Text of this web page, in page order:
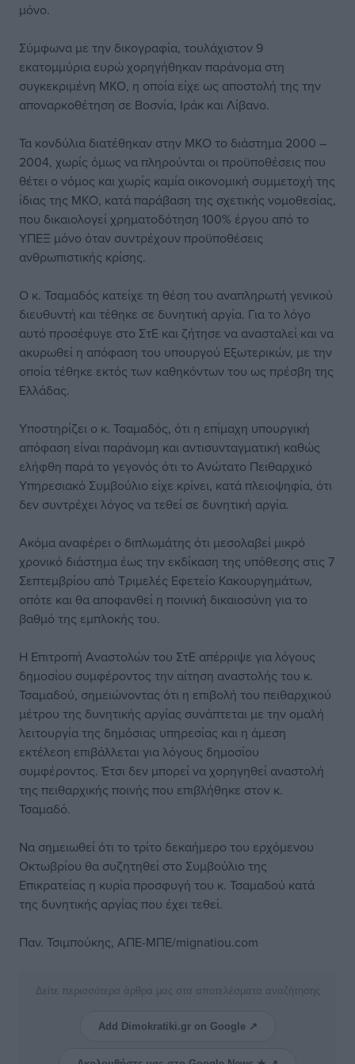
μόνο.
Σύμφωνα με την δικογραφία, τουλάχιστον 9
εκατομμύρια ευρώ χορηγήθηκαν παράνομα στη
συγκεκριμένη ΜΚΟ, η οποία είχε ως αποστολή της την
αποναρκοθέτηση σε Βοσνία, Ιράκ και Λίβανο.
Τα κονδύλια διατέθηκαν στην ΜΚΟ το διάστημα 2000 –
2004, χωρίς όμως να πληρούνται οι προϋποθέσεις που
θέτει ο νόμος και χωρίς καμία οικονομική συμμετοχή της
ίδιας της ΜΚΟ, κατά παράβαση της σχετικής νομοθεσίας,
που δικαιολογεί χρηματοδότηση 100% έργου από το
ΥΠΕΞ μόνο όταν συντρέχουν προϋποθέσεις
ανθρωπιστικής κρίσης.
Ο κ. Τσαμαδός κατείχε τη θέση του αναπληρωτή γενικού
διευθυντή και τέθηκε σε δυνητική αργία. Για το λόγο
αυτό προσέφυγε στο ΣτΕ και ζήτησε να ανασταλεί και να
ακυρωθεί η απόφαση του υπουργού Εξωτερικών, με την
οποία τέθηκε εκτός των καθηκόντων του ως πρέσβη της
Ελλάδας.
Υποστηρίζει ο κ. Τσαμαδός, ότι η επίμαχη υπουργική
απόφαση είναι παράνομη και αντισυνταγματική καθώς
ελήφθη παρά το γεγονός ότι το Ανώτατο Πειθαρχικό
Υπηρεσιακό Συμβούλιο είχε κρίνει, κατά πλειοψηφία, ότι
δεν συντρέχει λόγος να τεθεί σε δυνητική αργία.
Ακόμα αναφέρει ο διπλωμάτης ότι μεσολαβεί μικρό
χρονικό διάστημα έως την εκδίκαση της υπόθεσης στις 7
Σεπτεμβρίου από Τριμελές Εφετείο Κακουργημάτων,
οπότε και θα αποφανθεί η ποινική δικαιοσύνη για το
βαθμό της εμπλοκής του.
Η Επιτροπή Αναστολών του ΣτΕ απέρριψε για λόγους
δημοσίου συμφέροντος την αίτηση αναστολής του κ.
Τσαμαδού, σημειώνοντας ότι η επιβολή του πειθαρχικού
μέτρου της δυνητικής αργίας συνάπτεται με την ομαλή
λειτουργία της δημόσιας υπηρεσίας και η άμεση
εκτέλεση επιβάλλεται για λόγους δημοσίου
συμφέροντος. Έτσι δεν μπορεί να χορηγηθεί αναστολή
της πειθαρχικής ποινής που επιβλήθηκε στον κ.
Τσαμαδό.
Να σημειωθεί ότι το τρίτο δεκαήμερο του ερχόμενου
Οκτωβρίου θα συζητηθεί στο Συμβούλιο της
Επικρατείας η κυρία προσφυγή του κ. Τσαμαδού κατά
της δυνητικής αργίας που έχει τεθεί.
Παν. Τσιμπούκης, ΑΠΕ-ΜΠΕ/mignatiou.com
Δείτε περισσότερα άρθρα μας στα αποτελέσματα αναζήτησης
Add Dimokratiki.gr on Google ↗